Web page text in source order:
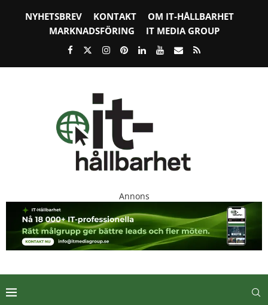
NYHETSBREV KONTAKT
OM IT-HÅLLBARHET
MARKNADSFÖRING
IT MEDIA GROUP
Annons